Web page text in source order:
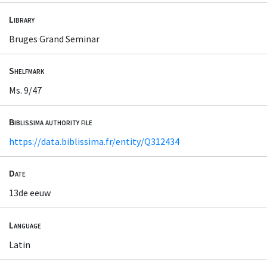
Library
Bruges Grand Seminar
Shelfmark
Ms. 9/47
Biblissima authority file
https://data.biblissima.fr/entity/Q312434
Date
13de eeuw
Language
Latin